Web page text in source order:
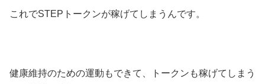
これでSTEPトークンが稼げてしまうんです。
健康維持のための運動もできて、トークンも稼げてしまう